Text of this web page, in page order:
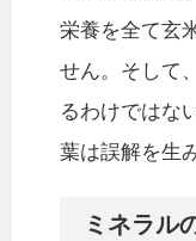
栄養を全て玄
せん。そして
るわけではな
葉は誤解を生
ミネラル